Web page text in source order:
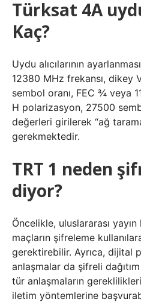
Türksat 4A
Kaç?
Uydu alıcılarının
12380 MHz frekansı, dikey
sembol oranı, FEC ¾ veya
H polarizasyon, 27500
değerleri girilerek “ağ
gerekmektedir.
TRT 1 neden
diyor?
Öncelikle, uluslararası yayın
maçların şifreleme
gerektirebilir. Ayrıca, dijital
anlaşmalar da şifreli
tür anlaşmaların
iletim yöntemlerine